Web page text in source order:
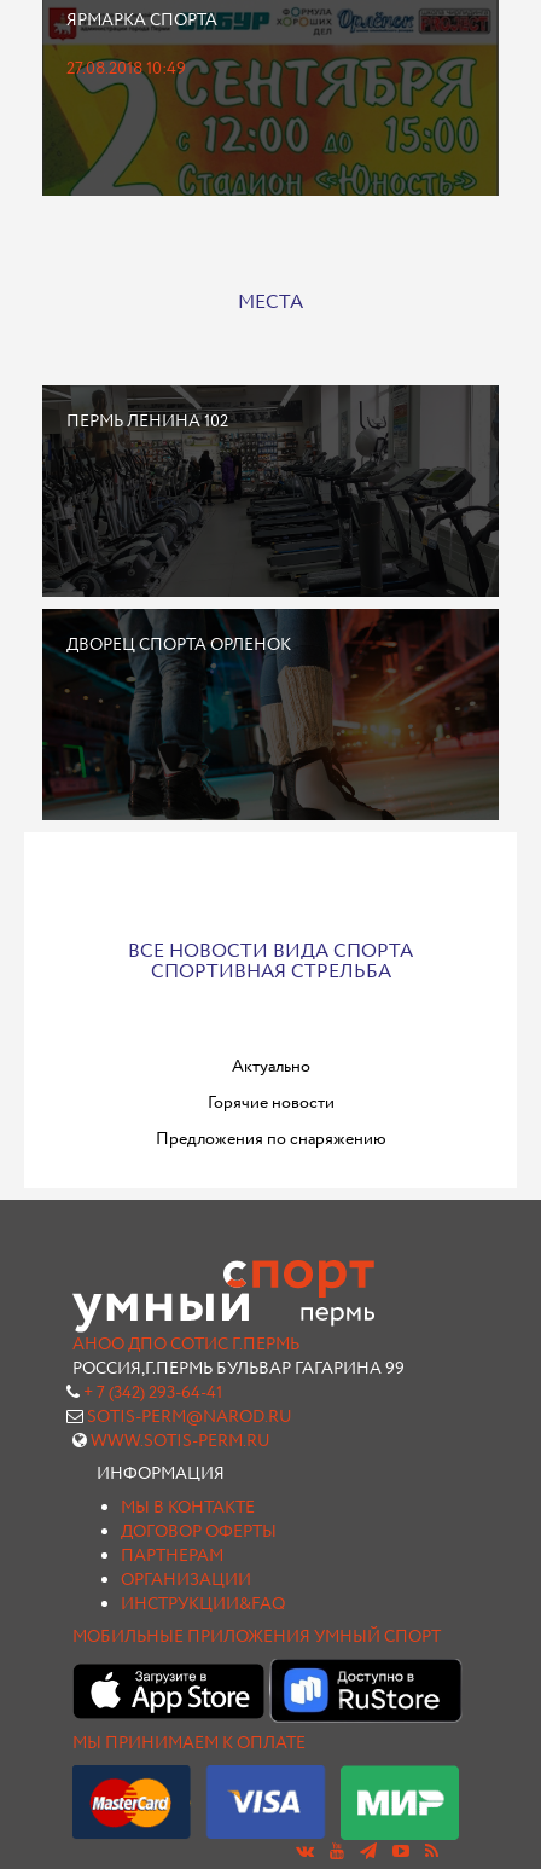
ЯРМАРКА СПОРТА
27.08.2018 10:49
МЕСТА
ПЕРМЬ ЛЕНИНА 102
ДВОРЕЦ СПОРТА ОРЛЕНОК
ВСЕ НОВОСТИ ВИДА СПОРТА
СПОРТИВНАЯ СТРЕЛЬБА
Актуально
Горячие новости
Предложения по снаряжению
АНОО ДПО СОТИС Г.ПЕРМЬ
РОССИЯ,Г.ПЕРМЬ БУЛЬВАР ГАГАРИНА 99
+ 7 (342) 293-64-41
SOTIS-PERM@NAROD.RU
WWW.SOTIS-PERM.RU
ИНФОРМАЦИЯ
МЫ В КОНТАКТЕ
ДОГОВОР ОФЕРТЫ
ПАРТНЕРАМ
ОРГАНИЗАЦИИ
ИНСТРУКЦИИ&FAQ
МОБИЛЬНЫЕ ПРИЛОЖЕНИЯ УМНЫЙ СПОРТ
МЫ ПРИНИМАЕМ К ОПЛАТЕ